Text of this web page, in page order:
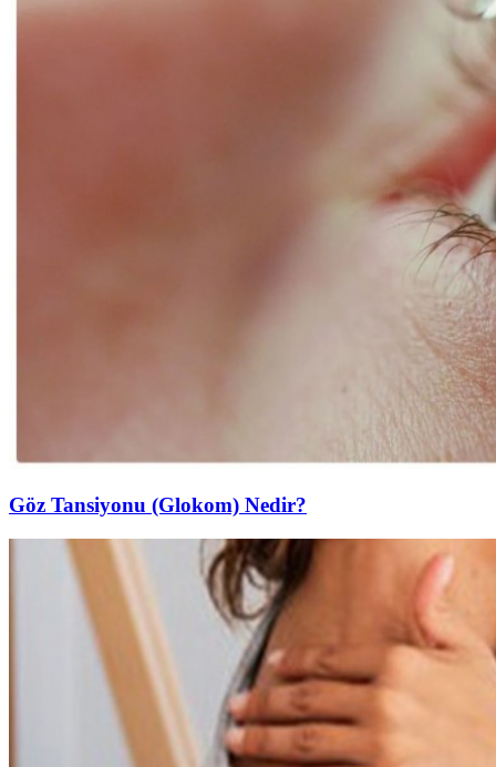
Göz Tansiyonu (Glokom) Nedir?